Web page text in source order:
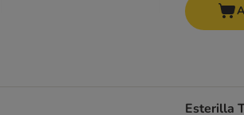
Esterilla